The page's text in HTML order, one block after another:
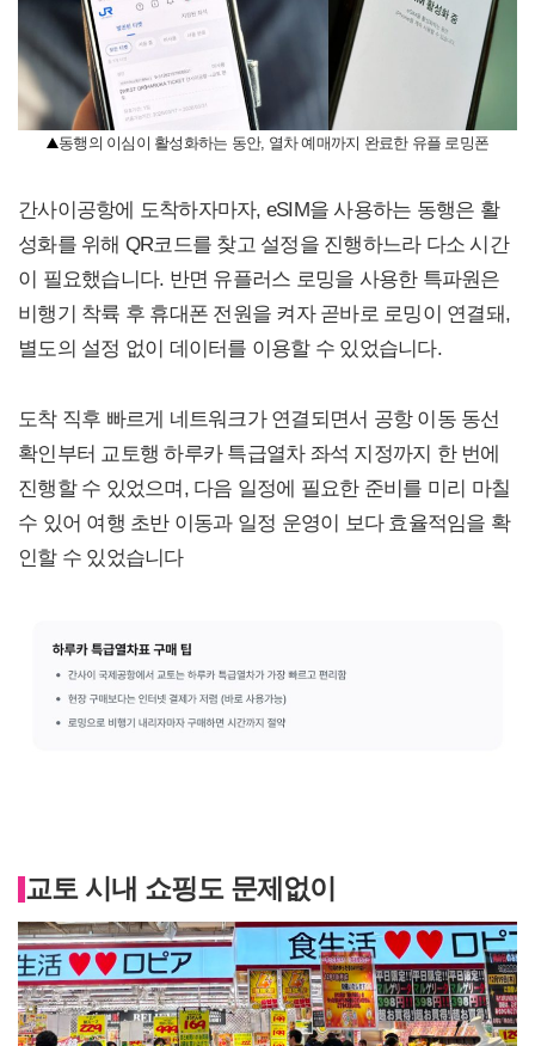
동행의 이심이 활성화하는 동안, 열차 예매까지 완료한 유플 로밍폰
간사이공항에 도착하자마자, eSIM을 사용하는 동행은 활
성화를 위해 QR코드를 찾고 설정을 진행하느라 다소 시간
이 필요했습니다. 반면 유플러스 로밍을 사용한 특파원은
비행기 착륙 후 휴대폰 전원을 켜자 곧바로 로밍이 연결돼,
별도의 설정 없이 데이터를 이용할 수 있었습니다.
도착 직후 빠르게 네트워크가 연결되면서 공항 이동 동선
확인부터 교토행 하루카 특급열차 좌석 지정까지 한 번에
진행할 수 있었으며, 다음 일정에 필요한 준비를 미리 마칠
수 있어 여행 초반 이동과 일정 운영이 보다 효율적임을 확
인할 수 있었습니다
교토 시내 쇼핑도 문제없이